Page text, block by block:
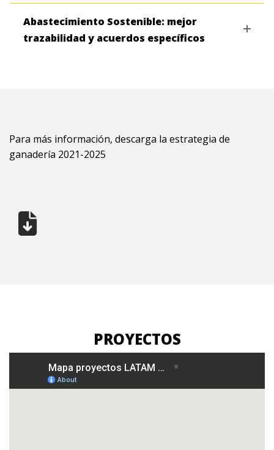
Abastecimiento Sostenible: mejor
trazabilidad y acuerdos específicos
Para más información, descarga la estrategia de
ganadería 2021-2025
PROYECTOS